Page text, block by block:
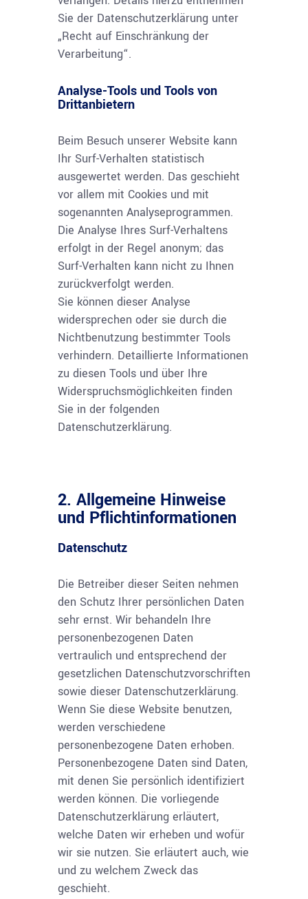
Sie der Datenschutzerklärung unter
„Recht auf Einschränkung der
Verarbeitung“.
Analyse-Tools und Tools von
Drittanbietern
Beim Besuch unserer Website kann
Ihr Surf-Verhalten statistisch
ausgewertet werden. Das geschieht
vor allem mit Cookies und mit
sogenannten Analyseprogrammen.
Die Analyse Ihres Surf-Verhaltens
erfolgt in der Regel anonym; das
Surf-Verhalten kann nicht zu Ihnen
zurückverfolgt werden.
Sie können dieser Analyse
widersprechen oder sie durch die
Nichtbenutzung bestimmter Tools
verhindern. Detaillierte Informationen
zu diesen Tools und über Ihre
Widerspruchsmöglichkeiten finden
Sie in der folgenden
Datenschutzerklärung.
2. Allgemeine Hinweise
und Pflichtinformationen
Datenschutz
Die Betreiber dieser Seiten nehmen
den Schutz Ihrer persönlichen Daten
sehr ernst. Wir behandeln Ihre
personenbezogenen Daten
vertraulich und entsprechend der
gesetzlichen Datenschutzvorschriften
sowie dieser Datenschutzerklärung.
Wenn Sie diese Website benutzen,
werden verschiedene
personenbezogene Daten erhoben.
Personenbezogene Daten sind Daten,
mit denen Sie persönlich identifiziert
werden können. Die vorliegende
Datenschutzerklärung erläutert,
welche Daten wir erheben und wofür
wir sie nutzen. Sie erläutert auch, wie
und zu welchem Zweck das
geschieht.